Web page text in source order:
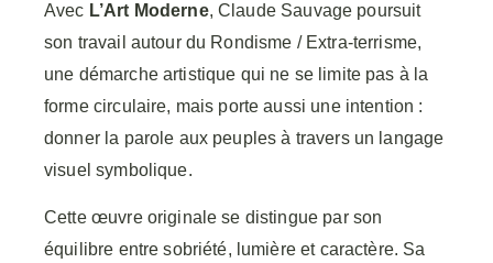
Avec L’Art Moderne, Claude Sauvage poursuit
son travail autour du Rondisme / Extra-terrisme,
une démarche artistique qui ne se limite pas à la
forme circulaire, mais porte aussi une intention :
donner la parole aux peuples à travers un langage
visuel symbolique.
Cette œuvre originale se distingue par son
équilibre entre sobriété, lumière et caractère. Sa